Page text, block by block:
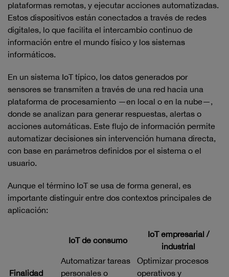
plataformas remotas, y ejecutar acciones automatizadas.
Estos dispositivos están conectados a través de redes
digitales, lo que facilita el intercambio continuo de
información entre el mundo físico y los sistemas
informáticos.
En un sistema IoT típico, los datos generados por
sensores se transmiten a través de una red hacia una
plataforma de procesamiento —en local o en la nube—,
donde se analizan para generar respuestas, alertas o
acciones automáticas. Este flujo de información permite
automatizar decisiones sin intervención humana directa,
con base en parámetros definidos por el sistema o el
usuario.
Aunque el término IoT se usa de forma general, es
importante distinguir entre dos contextos principales de
aplicación:
IoT de consumo
IoT empresarial /
industrial
Finalidad
Automatizar tareas
personales o
Optimizar procesos
operativos y